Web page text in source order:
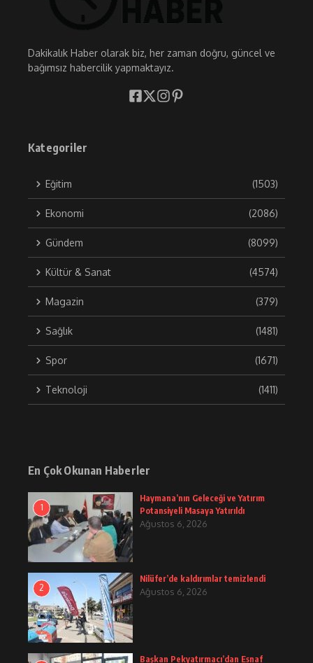
Dakikalık Haber olarak biz, her zaman doğru, güncel ve
bağımsız habercilik yapmaktayız.
Kategoriler
Eğitim (1503)
Ekonomi (2086)
Gündem (8099)
Kültür & Sanat (4574)
Magazin (379)
Sağlık (1481)
Spor (1671)
Teknoloji (1411)
En Çok Okunan Haberler
1
Haymana’nın Geleceği ve Yatırım
Potansiyeli Masaya Yatırıldı
Ağustos 6, 2026
2
Nilüfer’de kaldırımlar temizlendi
Ağustos 6, 2026
Başkan Pekyatırmacı’dan Esnaf